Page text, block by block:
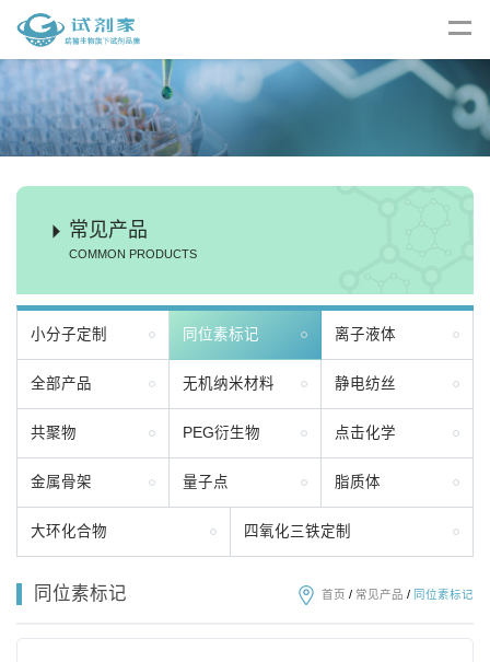
常见产品
COMMON PRODUCTS
小分子定制 同位素标记 离子液体
全部产品 无机纳米材料 静电纺丝
共聚物 PEG衍生物 点击化学
金属骨架 量子点 脂质体
大环化合物 四氧化三铁定制
同位素标记 首页 / 常见产品 / 同位素标记